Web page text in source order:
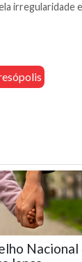
irregularidade
Nacional